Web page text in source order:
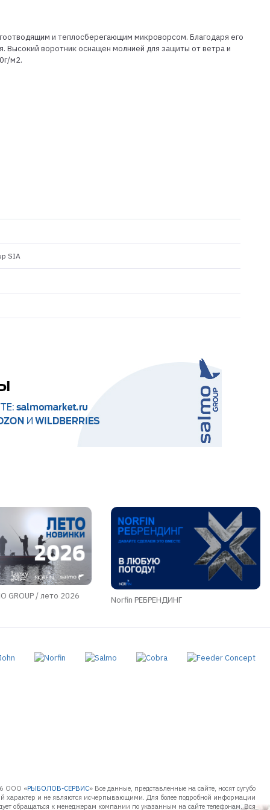
и теплосберегающим микроворсом. Благодаря его
Высокий воротник оснащен молнией для защиты от ветра и
м2.
SIA
GROUP / лето 2026 Norfin РЕБРЕНДИНГ
ООО «РЫБОЛОВ-СЕРВИС» Все данные, представленные на сайте, носят сугубо
характер и не являются исчерпывающими. Для более подробной информации
обращаться к менеджерам компании по указанным на сайте телефонам. Вся